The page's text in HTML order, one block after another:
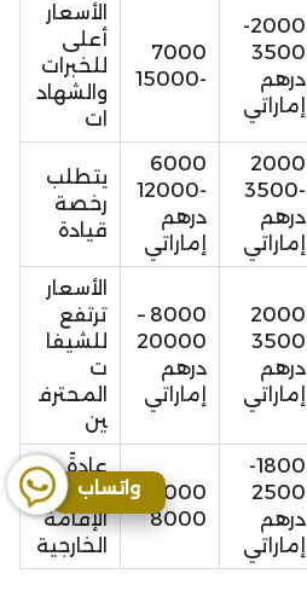
2000-
3500
درهم
إماراتي
7000
-15000
الأسعار
أعلى
للخبرات
والشهاد
ات
2000
-3500
درهم
إماراتي
6000
-12000
درهم
إماراتي
يتطلب
رخصة
قيادة
2000
3500
درهم
إماراتي
8000 –
20000
درهم
إماراتي
الأسعار
ترتفع
للشيفا
ت
المحترف
ين
1800-
درهم
إماراتي
5000 –
8000
عادةً
يشمل
الإقامة
الخارجية
واتساب